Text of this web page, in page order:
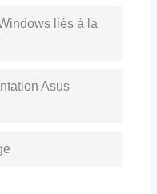
liés à la
Asus